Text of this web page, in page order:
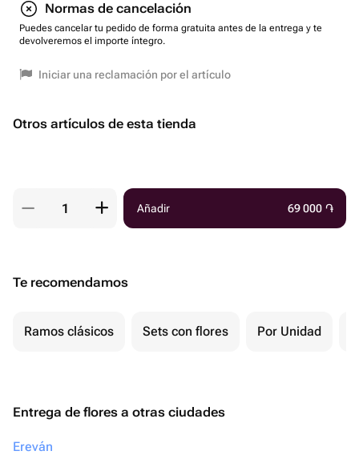
Normas de cancelación
Puedes cancelar tu pedido de forma gratuita antes de la entrega y te
devolveremos el importe íntegro.
Iniciar una reclamación por el artículo
Otros artículos de esta tienda
Añadir 69 000 ֏
Te recomendamos
Ramos clásicos Sets con flores Por Unidad
Entrega de flores a otras ciudades
Ereván